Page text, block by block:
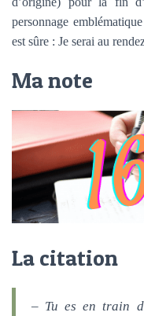
personnage
est sûre : Je serai au
Ma note
La citation
– Tu es en train